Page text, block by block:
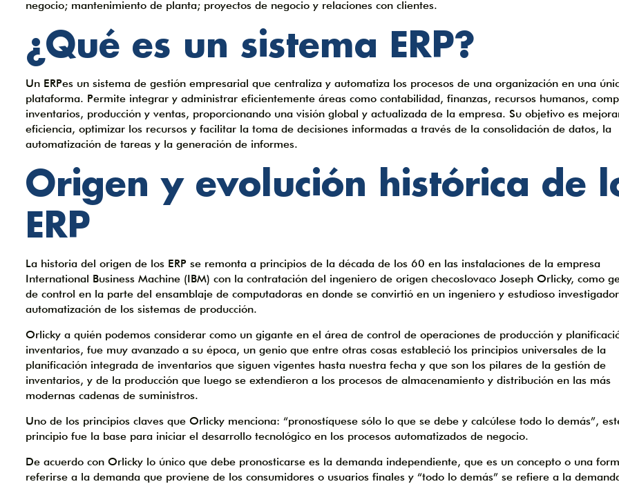
negocio; mantenimiento de planta; proyectos de negocio y relaciones con clientes.
¿Qué es un sistema ERP?
Un ERPes un sistema de gestión empresarial que centraliza y automatiza los procesos de una organización en una
plataforma. Permite integrar y administrar eficientemente áreas como contabilidad, finanzas, recursos humanos,
inventarios, producción y ventas, proporcionando una visión global y actualizada de la empresa. Su objetivo es
eficiencia, optimizar los recursos y facilitar la toma de decisiones informadas a través de la consolidación de datos, la
automatización de tareas y la generación de informes.
Origen y evolución histórica de
ERP
La historia del origen de los ERP se remonta a principios de la década de los 60 en las instalaciones de la empresa
International Business Machine (IBM) con la contratación del ingeniero de origen checoslovaco Joseph Orlicky, como
de control en la parte del ensamblaje de computadoras en donde se convirtió en un ingeniero y estudioso
automatización de los sistemas de producción.
Orlicky a quién podemos considerar como un gigante en el área de control de operaciones de producción y
inventarios, fue muy avanzado a su época, un genio que entre otras cosas estableció los principios universales de la
planificación integrada de inventarios que siguen vigentes hasta nuestra fecha y que son los pilares de la gestión de
inventarios, y de la producción que luego se extendieron a los procesos de almacenamiento y distribución en las más
modernas cadenas de suministros.
Uno de los principios claves que Orlicky menciona: “pronostíquese sólo lo que se debe y calcúlese todo lo demás”,
principio fue la base para iniciar el desarrollo tecnológico en los procesos automatizados de negocio.
De acuerdo con Orlicky lo único que debe pronosticarse es la demanda independiente, que es un concepto o una
referirse a la demanda que proviene de los consumidores o usuarios finales y “todo lo demás” se refiere a la